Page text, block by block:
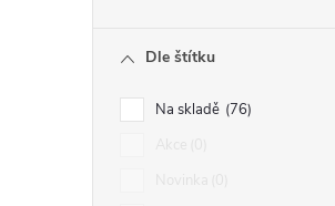
Dle štítku
Na skladě 76